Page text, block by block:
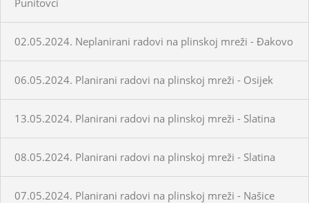
02.05.2024. Neplanirani radovi na plinskoj mreži - Đakovo
06.05.2024. Planirani radovi na plinskoj mreži - Osijek
13.05.2024. Planirani radovi na plinskoj mreži - Slatina
08.05.2024. Planirani radovi na plinskoj mreži - Slatina
07.05.2024. Planirani radovi na plinskoj mreži - Našice